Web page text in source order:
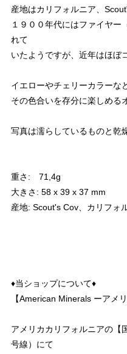
産地はカリフォルニア、
１９００年代にはファイヤー
れて
いたようですが、近年はほぼ
イエローやチェリーカラーな
その色合いを存分に楽しめる
写真は濡らしているものと乾
重さ: 71,4g
大きさ: 58 x 39 x 37 mm
産地: Scout's Cov、カリフォ
♦︎当ショップについて♦︎
【American Minerals ーアメ
アメリカカリフォルニアの【
号線）にて